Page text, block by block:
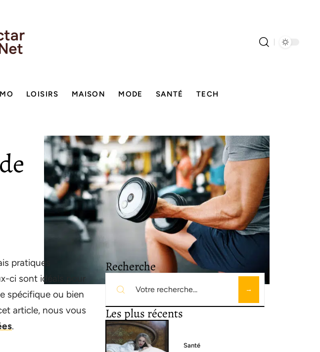
LOISIRS MAISON MODE SANTÉ TECH
pratiques
ci sont idéals pour
spécifique ou bien
article, nous vous
.
Recherche
Les plus récents
Santé